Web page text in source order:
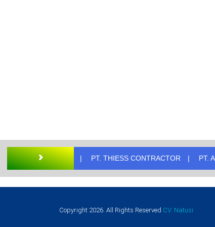
PT. THIESS CONTRACTOR PT. Agro Nusantara
Copyright 2026. All Rights Reserved CV. Natusi